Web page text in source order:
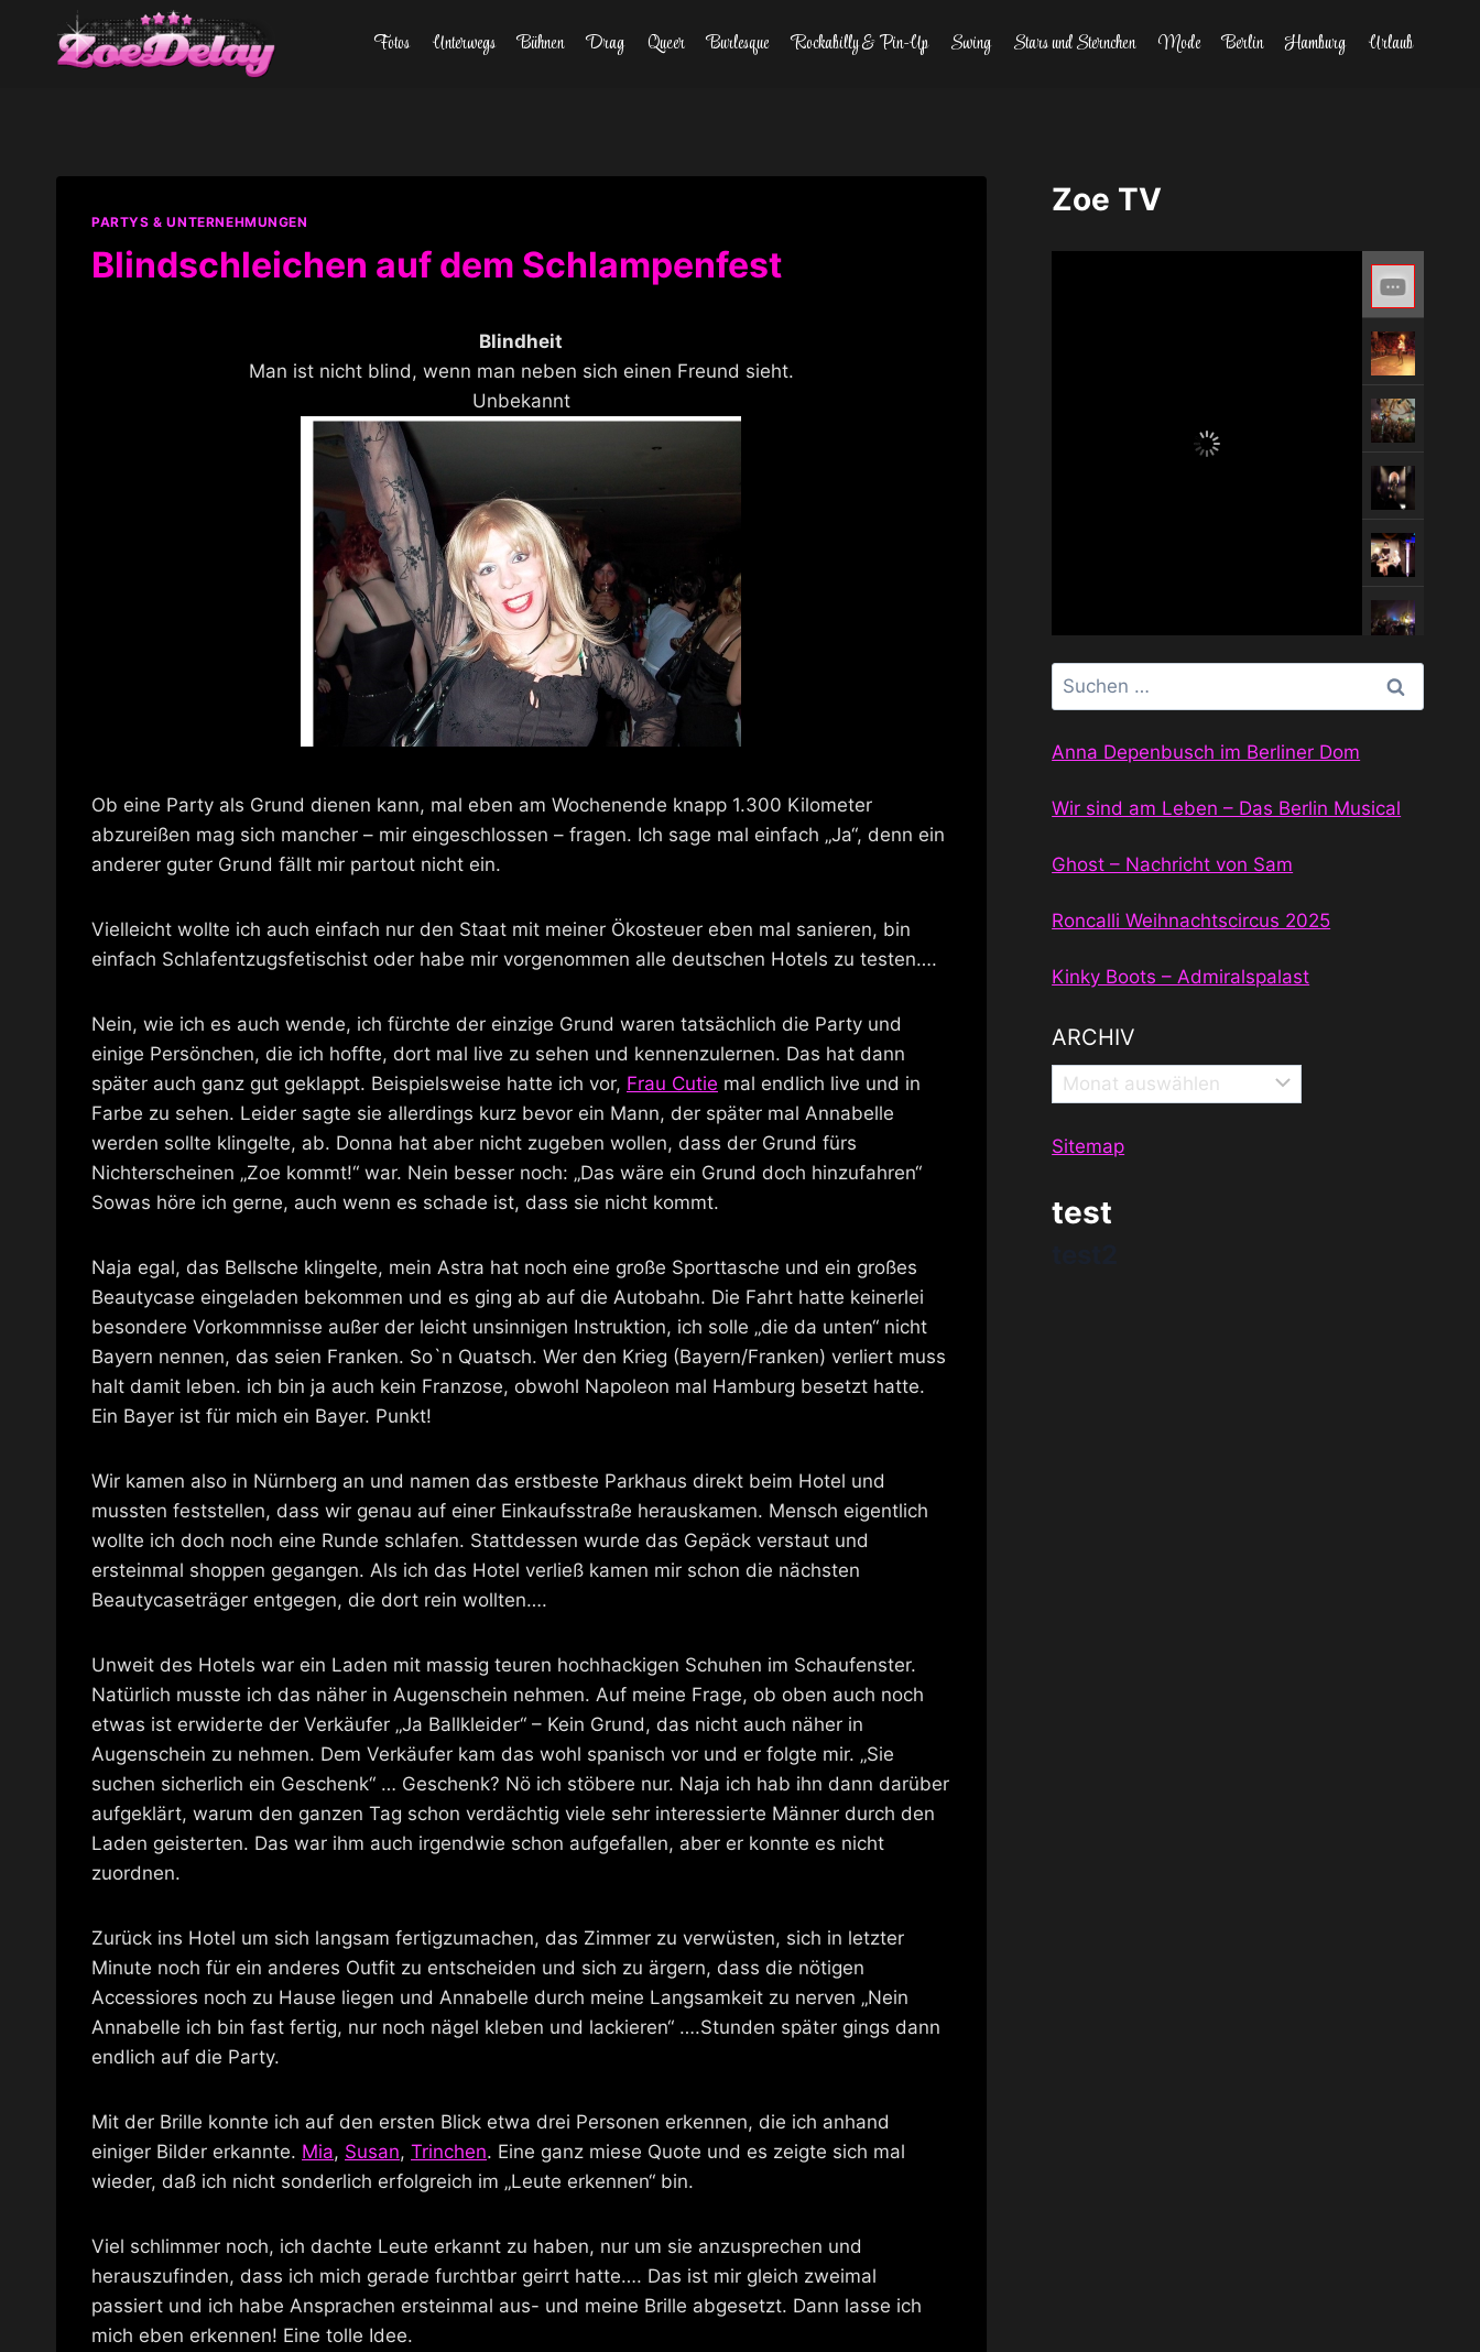
springen
Fotos Unterwegs Bühnen Drag Queer Burlesque Rockabilly & Pin-Up Swing Stars und Sternchen Mode Berlin Hamburg Urlaub
PARTYS & UNTERNEHMUNGEN
Blindschleichen auf dem Schlampenfest
Blindheit
Man ist nicht blind, wenn man neben sich einen Freund sieht.
Unbekannt
Ob eine Party als Grund dienen kann, mal eben am Wochenende knapp 1.300 Kilometer
abzureißen mag sich mancher – mir eingeschlossen – fragen. Ich sage mal einfach „Ja“, denn ein
anderer guter Grund fällt mir partout nicht ein.
Vielleicht wollte ich auch einfach nur den Staat mit meiner Ökosteuer eben mal sanieren, bin
einfach Schlafentzugsfetischist oder habe mir vorgenommen alle deutschen Hotels zu testen….
Nein, wie ich es auch wende, ich fürchte der einzige Grund waren tatsächlich die Party und
einige Persönchen, die ich hoffte, dort mal live zu sehen und kennenzulernen. Das hat dann
später auch ganz gut geklappt. Beispielsweise hatte ich vor, Frau Cutie mal endlich live und in
Farbe zu sehen. Leider sagte sie allerdings kurz bevor ein Mann, der später mal Annabelle
werden sollte klingelte, ab. Donna hat aber nicht zugeben wollen, dass der Grund fürs
Nichterscheinen „Zoe kommt!“ war. Nein besser noch: „Das wäre ein Grund doch hinzufahren“
Sowas höre ich gerne, auch wenn es schade ist, dass sie nicht kommt.
Naja egal, das Bellsche klingelte, mein Astra hat noch eine große Sporttasche und ein großes
Beautycase eingeladen bekommen und es ging ab auf die Autobahn. Die Fahrt hatte keinerlei
besondere Vorkommnisse außer der leicht unsinnigen Instruktion, ich solle „die da unten“ nicht
Bayern nennen, das seien Franken. So`n Quatsch. Wer den Krieg (Bayern/Franken) verliert muss
halt damit leben. ich bin ja auch kein Franzose, obwohl Napoleon mal Hamburg besetzt hatte.
Ein Bayer ist für mich ein Bayer. Punkt!
Wir kamen also in Nürnberg an und namen das erstbeste Parkhaus direkt beim Hotel und
mussten feststellen, dass wir genau auf einer Einkaufsstraße herauskamen. Mensch eigentlich
wollte ich doch noch eine Runde schlafen. Stattdessen wurde das Gepäck verstaut und
ersteinmal shoppen gegangen. Als ich das Hotel verließ kamen mir schon die nächsten
Beautycaseträger entgegen, die dort rein wollten….
Unweit des Hotels war ein Laden mit massig teuren hochhackigen Schuhen im Schaufenster.
Natürlich musste ich das näher in Augenschein nehmen. Auf meine Frage, ob oben auch noch
etwas ist erwiderte der Verkäufer „Ja Ballkleider“ – Kein Grund, das nicht auch näher in
Augenschein zu nehmen. Dem Verkäufer kam das wohl spanisch vor und er folgte mir. „Sie
suchen sicherlich ein Geschenk“ … Geschenk? Nö ich stöbere nur. Naja ich hab ihn dann darüber
aufgeklärt, warum den ganzen Tag schon verdächtig viele sehr interessierte Männer durch den
Laden geisterten. Das war ihm auch irgendwie schon aufgefallen, aber er konnte es nicht
zuordnen.
Zurück ins Hotel um sich langsam fertigzumachen, das Zimmer zu verwüsten, sich in letzter
Minute noch für ein anderes Outfit zu entscheiden und sich zu ärgern, dass die nötigen
Accessiores noch zu Hause liegen und Annabelle durch meine Langsamkeit zu nerven „Nein
Annabelle ich bin fast fertig, nur noch nägel kleben und lackieren“ ….Stunden später gings dann
endlich auf die Party.
Mit der Brille konnte ich auf den ersten Blick etwa drei Personen erkennen, die ich anhand
einiger Bilder erkannte. Mia, Susan, Trinchen. Eine ganz miese Quote und es zeigte sich mal
wieder, daß ich nicht sonderlich erfolgreich im „Leute erkennen“ bin.
Viel schlimmer noch, ich dachte Leute erkannt zu haben, nur um sie anzusprechen und
herauszufinden, dass ich mich gerade furchtbar geirrt hatte…. Das ist mir gleich zweimal
passiert und ich habe Ansprachen ersteinmal aus- und meine Brille abgesetzt. Dann lasse ich
mich eben erkennen! Eine tolle Idee.
Zoe TV
Suchen
nach:
Anna Depenbusch im Berliner Dom
Wir sind am Leben – Das Berlin Musical
Ghost – Nachricht von Sam
Roncalli Weihnachtscircus 2025
Kinky Boots – Admiralspalast
ARCHIV
Archiv
Sitemap
test